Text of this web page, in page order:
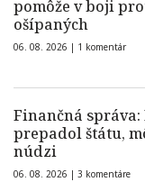
pomôže v boji
ošípaných
06. 08. 2026 | 1 komentár
Finančná
prepadol štátu,
núdzi
06. 08. 2026 | 3 komentáre